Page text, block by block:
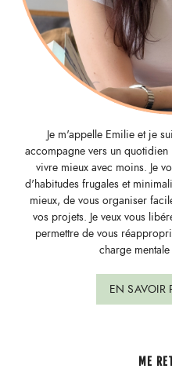
Je m'appelle Emilie et je
accompagne vers un
vivre mieux avec moins. Je
d'habitudes frugales et
mieux, de vous organiser
vos projets. Je veux vous
permettre de vous
charge
EN SAVOIR
ME